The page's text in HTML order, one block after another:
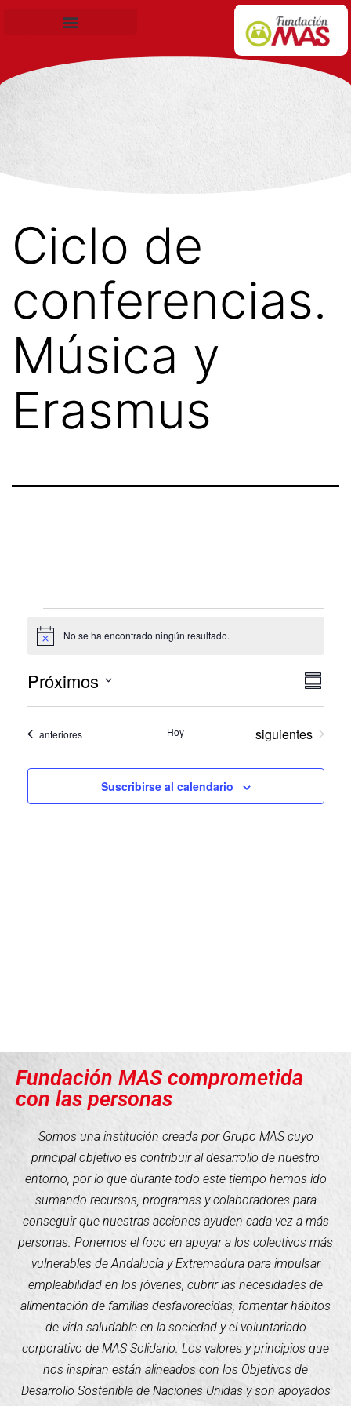
Ciclo de
conferencias.
Música y
Erasmus
Aviso No se ha encontrado ningún resultado.
de
de
de
Próximos
Seleccionar
fecha.
Eventos
anteriores Hoy Eventos
siguientes
Suscribirse al calendario
Fundación MAS comprometida
con las personas
Somos una institución creada por Grupo MAS cuyo
principal objetivo es contribuir al desarrollo de nuestro
entorno, por lo que durante todo este tiempo hemos ido
sumando recursos, programas y colaboradores para
conseguir que nuestras acciones ayuden cada vez a más
personas. Ponemos el foco en apoyar a los colectivos más
vulnerables de Andalucía y Extremadura para impulsar
empleabilidad en los jóvenes, cubrir las necesidades de
alimentación de familias desfavorecidas, fomentar hábitos
de vida saludable en la sociedad y el voluntariado
corporativo de MAS Solidario. Los valores y principios que
nos inspiran están alineados con los Objetivos de
Desarrollo Sostenible de Naciones Unidas y son apoyados